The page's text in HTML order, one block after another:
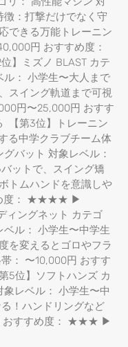
：打撃だけでなく守
できる万能トレーニン
円 おすすめ度：
ミズノ BLAST カテ
ル： 小学生〜大人まで
スイング軌道まで可視
円〜25,000円 おすす
第3位】トレーニン
る中学クラブチーム体
バット 対象レベル：
ットで、スイング矯
トムハンドを意識しや
め度： ★★★★ ▶
ィングネット カテゴ
ベル： 小学生〜中学生
を変えるとゴロやフラ
： 〜10,000円 おすす
位】ソフトハンズ カ
レベル： 小学生〜中
！ハンドリングなど
おすすめ度： ★★★ ▶